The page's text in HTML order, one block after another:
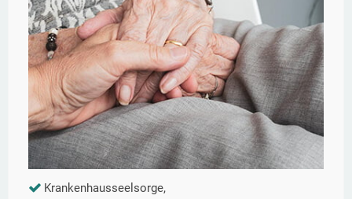
Krankenhausseelsorge,